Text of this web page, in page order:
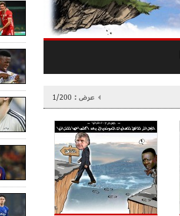
عرض : 1/200